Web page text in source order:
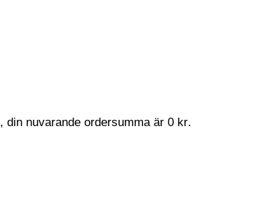
din nuvarande ordersumma är 0 kr.